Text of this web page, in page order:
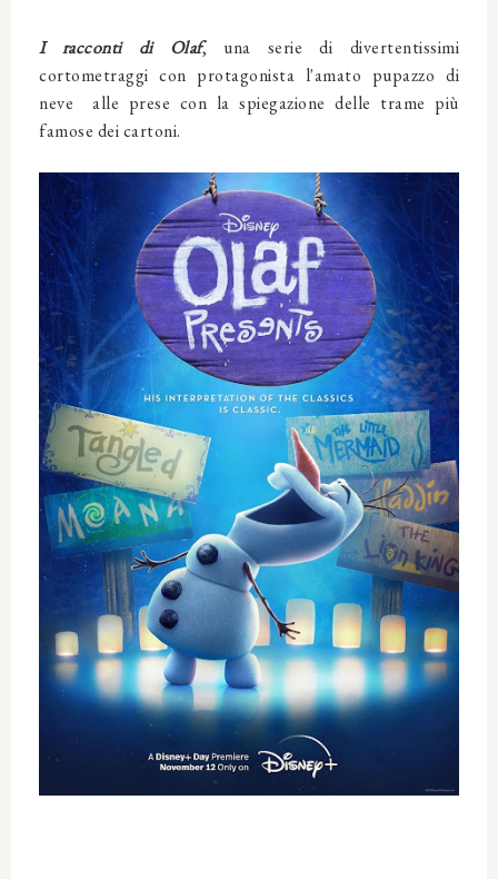
I racconti di Olaf, una serie di divertentissimi
cortometraggi con protagonista l'amato pupazzo di
neve alle prese con la spiegazione delle trame più
famose dei cartoni.